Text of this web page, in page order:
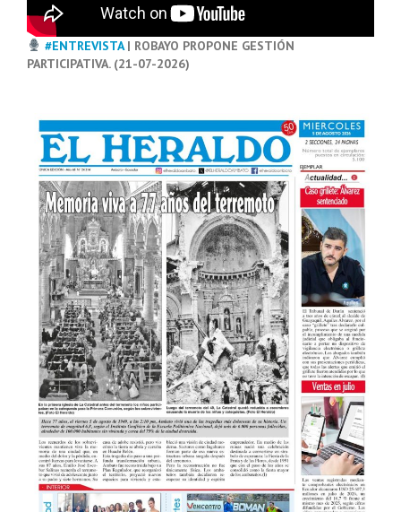
#ENTREVISTA| ROBAYO PROPONE GESTIÓN
PARTICIPATIVA. (21-07-2026)